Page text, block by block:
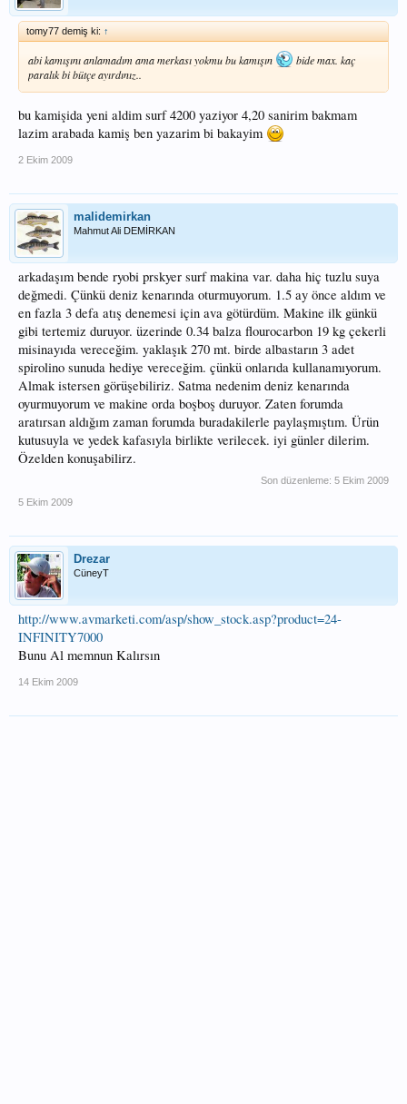
tomy77 demiş ki: ↑
abi kamışını anlamadım ama merkası yokmu bu kamışın
bide max. kaç
paralık bi bütçe ayırdınız..
bu kamişida yeni aldim surf 4200 yaziyor 4,20 sanirim bakmam
lazim arabada kamiş ben yazarim bi bakayim
2 Ekim 2009
malidemirkan
Mahmut Ali DEMİRKAN
arkadaşım bende ryobi prskyer surf makina var. daha hiç tuzlu suya
değmedi. Çünkü deniz kenarında oturmuyorum. 1.5 ay önce aldım ve
en fazla 3 defa atış denemesi için ava götürdüm. Makine ilk günkü
gibi tertemiz duruyor. üzerinde 0.34 balza flourocarbon 19 kg çekerli
misinayıda vereceğim. yaklaşık 270 mt. birde albastarın 3 adet
spirolino sunuda hediye vereceğim. çünkü onlarıda kullanamıyorum.
Almak istersen görüşebiliriz. Satma nedenim deniz kenarında
oyurmuyorum ve makine orda boşboş duruyor. Zaten forumda
aratırsan aldığım zaman forumda buradakilerle paylaşmıştım. Ürün
kutusuyla ve yedek kafasıyla birlikte verilecek. iyi günler dilerim.
Özelden konuşabilirz.
Son düzenleme: 5 Ekim 2009
5 Ekim 2009
Drezar
CüneyT
http://www.avmarketi.com/asp/show_stock.asp?product=24-
INFINITY7000
Bunu Al memnun Kalırsın
14 Ekim 2009